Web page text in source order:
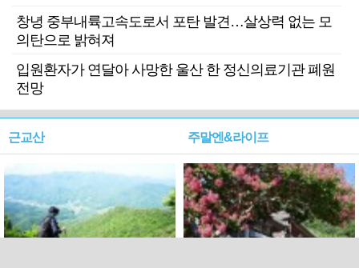
창녕 중부내륙고속도로서 포탄 발견…살상력 없는 모
의탄으로 밝혀져
입원환자가 연달아 사망한 울산 한 정신의료기관 폐원
전망
근교산 주말엔&라이프